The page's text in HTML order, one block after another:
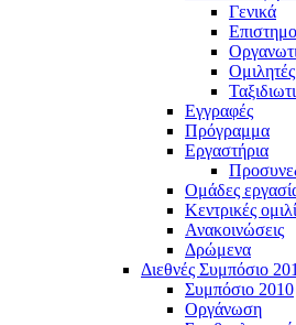
Γενικά
Εγγραφές
Πρόγραμμα
Εργαστήρια
Ομάδες
Κεντρικές
Ανακοινώσεις
Δρώμενα
Διεθνές Συμπόσιο
Συμπόσιο 2010
Οργάνωση